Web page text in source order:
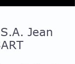
Jean